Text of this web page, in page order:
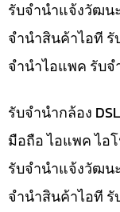
รับจํานําแจ้งวัฒน
จำนำสินค้าไอที
จำนำไอแพค รับ
รับจำนำกล้อง
มือถือ ไอแพค ไอ
รับจํานําแจ้งวัฒน
จำนำสินค้าไอที